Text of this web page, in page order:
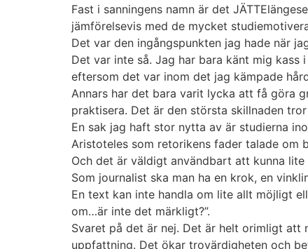
Fast i sanningens namn är det
jämförelsevis med de mycket
Det var den ingångspunkten jag hade när
Det var inte så. Jag har bara känt mig
eftersom det var inom det jag kämpade
Annars har det bara varit lycka att få göra
praktisera. Det är den största skillnaden
En sak jag haft stor nytta av är studierna
Aristoteles som retorikens fader talade om
Och det är väldigt användbart att kunna
Som journalist ska man ha en krok, en
En text kan inte handla om lite allt möjligt
om…är inte det märkligt?”.
Svaret på det är nej. Det är helt orimligt
uppfattning. Det ökar trovärdigheten och